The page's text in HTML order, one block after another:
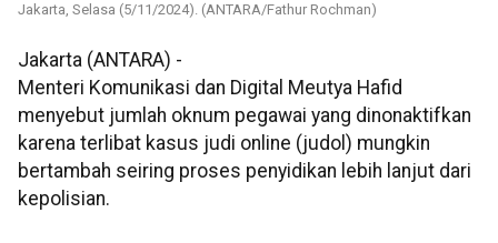
Jakarta, Selasa (5/11/2024). (ANTARA/Fathur Rochman)
Jakarta (ANTARA) -
Menteri Komunikasi dan Digital Meutya Hafid
menyebut jumlah oknum pegawai yang dinonaktifkan
karena terlibat kasus judi online (judol) mungkin
bertambah seiring proses penyidikan lebih lanjut dari
kepolisian.